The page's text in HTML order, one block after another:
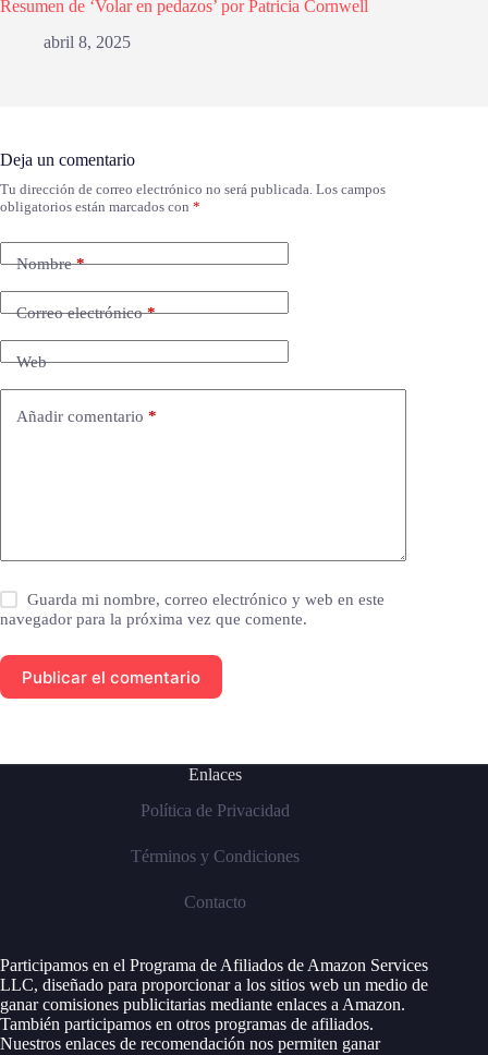
Resumen de ‘Volar en pedazos’ por Patricia Cornwell
abril 8, 2025
Deja un comentario
Tu dirección de correo electrónico no será publicada. Los campos
obligatorios están marcados con *
Nombre*
Correo electrónico*
Web
Añadir comentario *
Guarda mi nombre, correo electrónico y web en este
navegador para la próxima vez que comente.
Publicar el comentario
Enlaces
Política de Privacidad
Términos y Condiciones
Contacto
Participamos en el Programa de Afiliados de Amazon Services
LLC, diseñado para proporcionar a los sitios web un medio de
ganar comisiones publicitarias mediante enlaces a Amazon.
También participamos en otros programas de afiliados.
Nuestros enlaces de recomendación nos permiten ganar